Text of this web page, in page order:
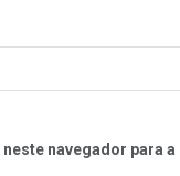
navegador para